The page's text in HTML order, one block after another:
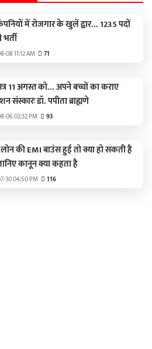
में रोजगार के खुलें द्वार... 1235 पदों
08 11:12 AM 71
11 अगस्त को... अपने बच्चों का कराए
संस्कारः डॉ. पपीता ब्राह्मणे
06 02:32 PM 93
की EMI बाउंस हुई तो क्या हो सकती है
कानून क्या कहता है
30 04:50 PM 116